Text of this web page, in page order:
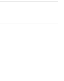
giới và hải